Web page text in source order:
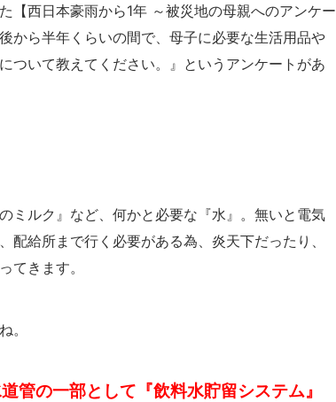
【西日本豪雨から1年 ～被災地の母親へのアンケー
から半年くらいの間で、母子に必要な生活用品や
ついて教えてください。』というアンケートがあ
ミルク』など、何かと必要な『水』。無いと電気
給所まで行く必要がある為、炎天下だったり、
てきます。
。
管の一部として『飲料水貯留システム』